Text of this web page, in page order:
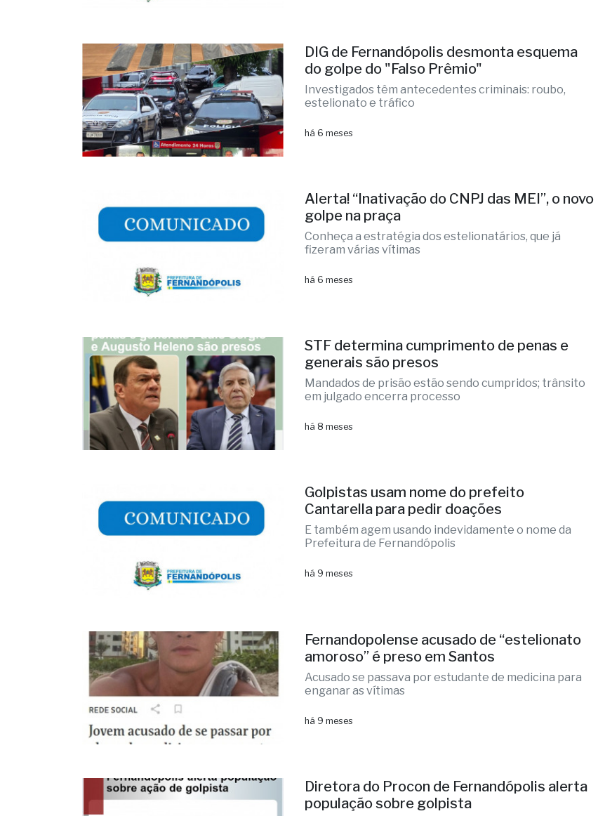
DIG de Fernandópolis desmonta esquema
do golpe do "Falso Prêmio"
Investigados têm antecedentes criminais: roubo,
estelionato e tráfico
há 6 meses
Alerta! “Inativação do CNPJ das MEI”, o novo
golpe na praça
Conheça a estratégia dos estelionatários, que já
fizeram várias vítimas
há 6 meses
STF determina cumprimento de penas e
generais são presos
Mandados de prisão estão sendo cumpridos; trânsito
em julgado encerra processo
há 8 meses
Golpistas usam nome do prefeito
Cantarella para pedir doações
E também agem usando indevidamente o nome da
Prefeitura de Fernandópolis
há 9 meses
Fernandopolense acusado de “estelionato
amoroso” é preso em Santos
Acusado se passava por estudante de medicina para
enganar as vítimas
há 9 meses
Diretora do Procon de Fernandópolis alerta
população sobre golpista